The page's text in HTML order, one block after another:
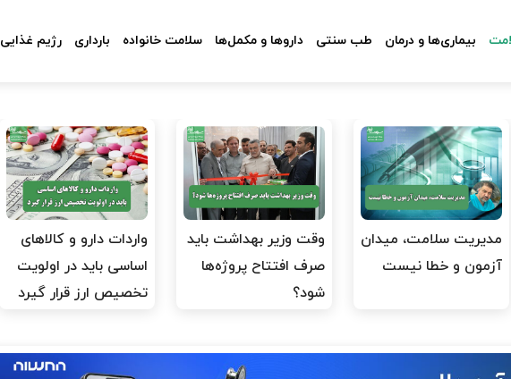
بیماری‌ها و درمان طب سنتی داروها و مکمل‌ها سلامت خانواده بارداری رژیم غذایی
مدیریت سلامت، میدان
آزمون و خطا نیست
وقت وزیر بهداشت باید
صرف افتتاح پروژه‌ها
شود؟
واردات دارو و کالاهای
اساسی باید در اولویت
تخصیص ارز قرار گیرد